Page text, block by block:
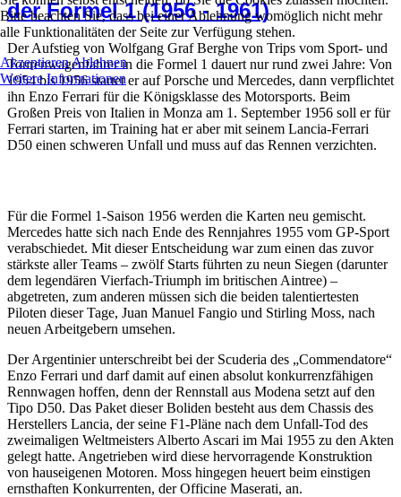
der Formel 1 (1956 - 1961)
Der Aufstieg von Wolfgang Graf Berghe von Trips vom Sport- und
Tourenwagenfahrer in die Formel 1 dauert nur rund zwei Jahre: Von
1954 bis 1956 startet er auf Porsche und Mercedes, dann verpflichtet
ihn Enzo Ferrari für die Königsklasse des Motorsports. Beim
Großen Preis von Italien in Monza am 1. September 1956 soll er für
Ferrari starten, im Training hat er aber mit seinem Lancia-Ferrari
D50 einen schweren Unfall und muss auf das Rennen verzichten.
Für die Formel 1-Saison 1956 werden die Karten neu gemischt.
Mercedes hatte sich nach Ende des Rennjahres 1955 vom GP-Sport
verabschiedet. Mit dieser Entscheidung war zum einen das zuvor
stärkste aller Teams – zwölf Starts führten zu neun Siegen (darunter
dem legendären Vierfach-Triumph im britischen Aintree) –
abgetreten, zum anderen müssen sich die beiden talentiertesten
Piloten dieser Tage, Juan Manuel Fangio und Stirling Moss, nach
neuen Arbeitgebern umsehen.
Der Argentinier unterschreibt bei der Scuderia des „Commendatore“
Enzo Ferrari und darf damit auf einen absolut konkurrenzfähigen
Rennwagen hoffen, denn der Rennstall aus Modena setzt auf den
Tipo D50. Das Paket dieser Boliden besteht aus dem Chassis des
Herstellers Lancia, der seine F1-Pläne nach dem Unfall-Tod des
zweimaligen Weltmeisters Alberto Ascari im Mai 1955 zu den Akten
gelegt hatte. Angetrieben wird diese hervorragende Konstruktion
von hauseigenen Motoren. Moss hingegen heuert beim einstigen
ernsthaften Konkurrenten, der Officine Maserati, an.
Bitte beachten Sie, dass bei einer Ablehnung womöglich nicht mehr
alle Funktionalitäten der Seite zur Verfügung stehen.
AkzeptierenAblehnen
Weitere Informationen